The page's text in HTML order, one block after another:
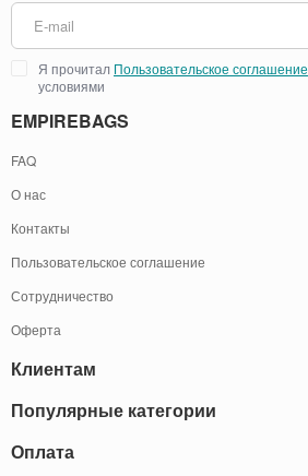
Я прочитал Пользовательское соглашение
условиями
EMPIREBAGS
FAQ
О нас
Контакты
Пользовательское соглашение
Сотрудничество
Оферта
Клиентам
Блог
Обмен и Возврат
Популярные категории
Мужские кожаные сумки
Оплата